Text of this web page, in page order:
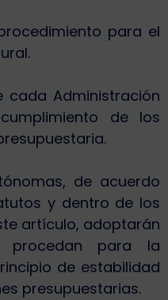
para el
cada Administración
de los
de acuerdo
y dentro de los
artículo, adoptarán
procedan para la
de estabilidad
presupuestarias.